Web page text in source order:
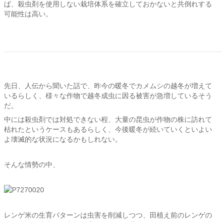
ば、殺虫剤を使用しない栽培体系を確立しておかないと共倒れする
可能性は高い。
先日、人伝から聞いた話で、昨今の暖冬でカメムシの越冬が増えて
いるらしく、様々な作物で越冬成虫に因る被害が急増しているそう
だ。
中には殺虫剤では対処できない程、大量の昆虫が作物の株に訪れて
枯れたというケースもあるらしく、今後暖冬が続いていくといよい
よ壊滅的な状況になるかもしれない。
そんな情勢の中、
レンゲ米の生育パターンは虫害を削減しつつ、田植え前のレンゲの